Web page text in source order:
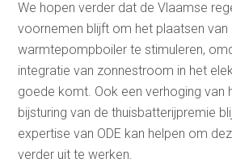
We hopen verder dat de Vlaamse
voornemen blijft om het plaatsen
warmtepompboiler te stimuleren,
integratie van zonnestroom in het
goede komt. Ook een verhoging van
bijsturing van de thuisbatterijpremie
expertise van ODE kan helpen om
verder uit te werken.